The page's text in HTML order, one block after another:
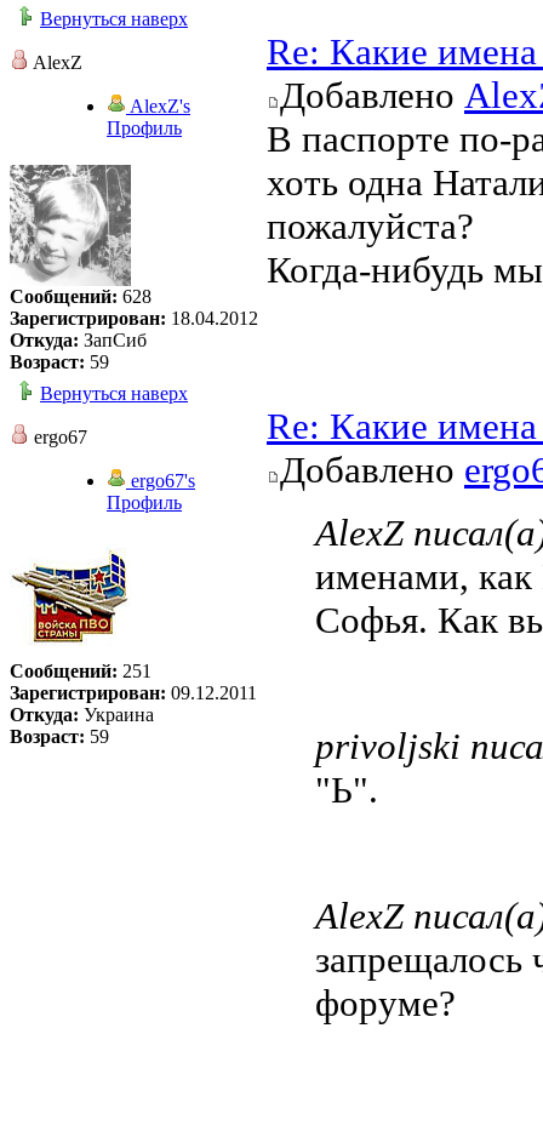
Вернуться наверх
AlexZ
AlexZ's
Профиль
Сообщений: 628
Зарегистрирован: 18.04.2012
Откуда: ЗапСиб
Возраст: 59
Re: Какие
Добавлено
В паспорте по-
хоть одна
пожалуйста?
Когда-нибудь
Вернуться наверх
ergo67
ergo67's
Профиль
Сообщений: 251
Зарегистрирован: 09.12.2011
Откуда: Украина
Возраст: 59
Re: Какие
Добавлено
AlexZ
именами, как
Софья. Как
privoljski
"Ь".
AlexZ
запрещалось
форуме?